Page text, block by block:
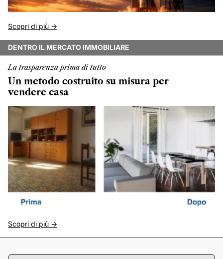
Scopri di più ->
DENTRO IL MERCATO IMMOBILIARE
La trasparenza prima di tutto
Un metodo costruito su misura per
vendere casa
Scopri di più ->